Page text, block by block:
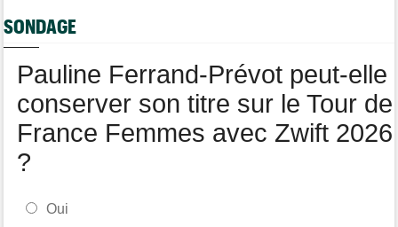
Joao Almeida a dû abandonner après une chute
SONDAGE
Pauline Ferrand-Prévot peut-elle
conserver son titre sur le Tour de
France Femmes avec Zwift 2026
?
Oui